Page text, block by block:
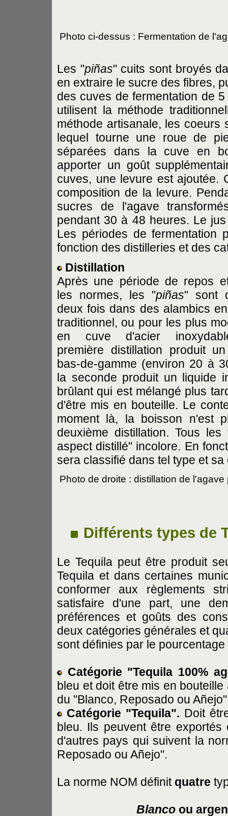
Photo ci-dessus : Fermentation de
Les "piñas" cuits sont broyés
en extraire le sucre des fibres,
des cuves de fermentation de
utilisent la méthode
méthode artisanale, les
lequel tourne une roue de
séparées dans la cuve en
apporter un goût
cuves, une levure est ajoutée.
composition de la levure.
sucres de l'agave
pendant 30 à 48 heures. Le
Les périodes de fermentation
fonction des distilleries et des
Distillation
Après une période de repos
les normes, les "piñas" sont
deux fois dans des alambics
traditionnel, ou pour les plus
en cuve d'acier
première distillation produit
bas-de-gamme (environ 20 à
la seconde produit un liquide
brûlant qui est mélangé plus
d'être mis en bouteille. Le
moment là, la boisson n'est
deuxième distillation. Tous
aspect distillé" incolore. En
sera classifié dans tel type et
Photo de droite : distillation de
Différents types de
Le Tequila peut être produit
Tequila et dans certaines
conformer aux règlements
satisfaire d'une part, une
préférences et goûts des
deux catégories générales et
sont définies par le
Catégorie "Tequila 100%
bleu et doit être mis en
du "Blanco, Reposado ou
Catégorie "Tequila". Doit
bleu. Ils peuvent être
d'autres pays qui suivent la
Reposado ou Añejo".
La norme NOM définit quatre
Blanco ou